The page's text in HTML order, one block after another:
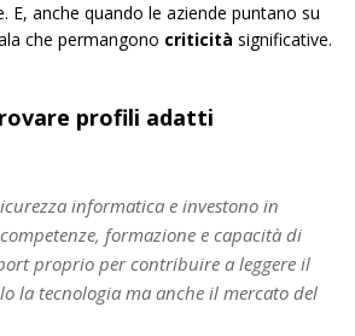
anche quando le aziende puntano su
che permangono criticità significative.
profili adatti
informatica e investono in
formazione e capacità di
proprio per contribuire a leggere il
la tecnologia ma anche il mercato del